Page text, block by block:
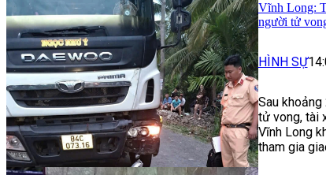
Vĩnh Long:
người tử
HÌNH SỰ
Sau
tử vong, tài
Vĩnh Long
tham gia